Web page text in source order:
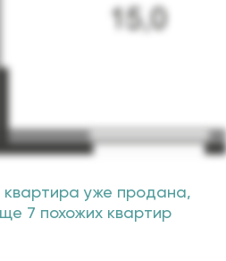
уже продана,
7 похожих квартир